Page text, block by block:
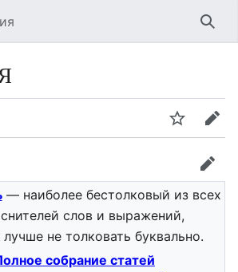
— наиболее бестолковый из всех
слов и выражений,
не толковать буквально.
собрание статей